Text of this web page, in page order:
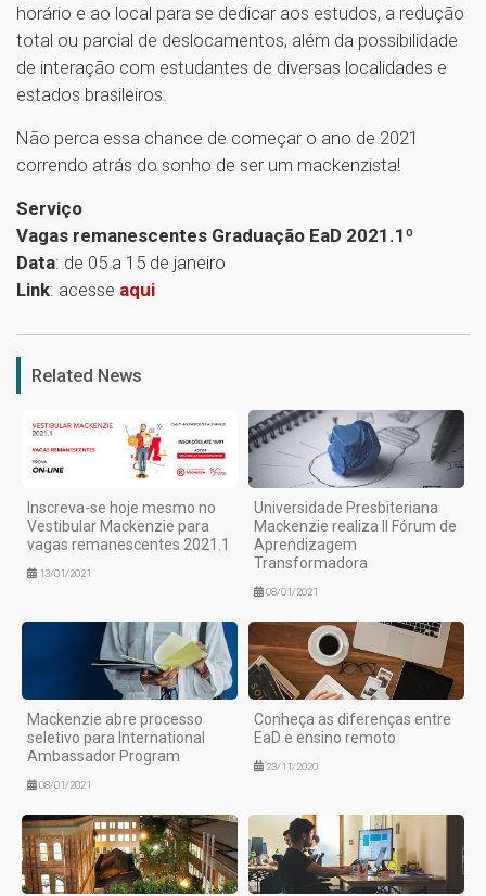
horário e ao local para se dedicar aos estudos, a redução
total ou parcial de deslocamentos, além da possibilidade
de interação com estudantes de diversas localidades e
estados brasileiros.
Não perca essa chance de começar o ano de 2021
correndo atrás do sonho de ser um mackenzista!
Serviço
Vagas remanescentes Graduação EaD 2021.1º
Data: de 05 a 15 de janeiro
Link: acesse aqui
Related News
Inscreva-se hoje mesmo no
Vestibular Mackenzie para
vagas remanescentes 2021.1
13/01/2021
Universidade Presbiteriana
Mackenzie realiza II Fórum de
Aprendizagem
Transformadora
08/01/2021
Mackenzie abre processo
seletivo para International
Ambassador Program
08/01/2021
Conheça as diferenças entre
EaD e ensino remoto
23/11/2020